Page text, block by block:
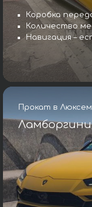
Коробка
Количество
Навигация –
Прокат в
Ламборгини